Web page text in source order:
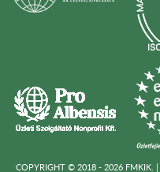
COPYRIGHT © 2018 - 2026 FMKIK. |